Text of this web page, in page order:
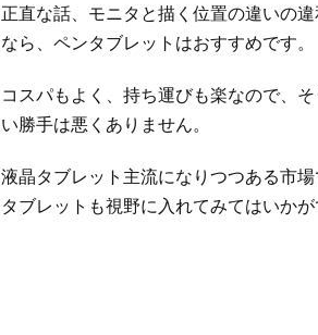
正直な話、モニタと描く位置の違いの
なら、ペンタブレットはおすすめです。
コスパもよく、持ち運びも楽なので、
い勝手は悪くありません。
液晶タブレット主流になりつつある市
タブレットも視野に入れてみてはいかが